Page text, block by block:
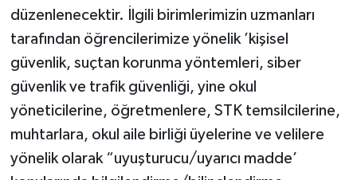
düzenlenecektir. İlgili birimlerimizin uzmanları
tarafından öğrencilerimize yönelik ’kişisel
güvenlik, suçtan korunma yöntemleri, siber
güvenlik ve trafik güvenliği, yine okul
yöneticilerine, öğretmenlere, STK temsilcilerine,
muhtarlara, okul aile birliği üyelerine ve velilere
yönelik olarak “uyuşturucu/uyarıcı madde’